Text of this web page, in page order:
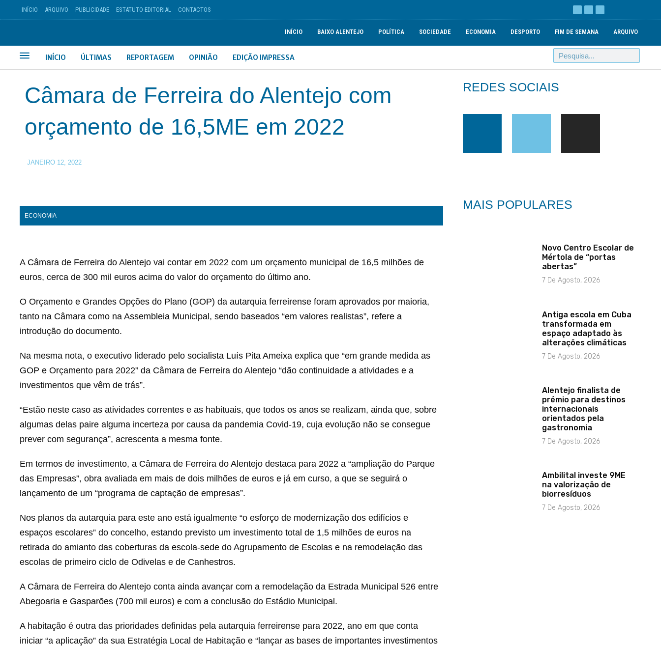
INÍCIO ARQUIVO PUBLICIDADE ESTATUTO EDITORIAL CONTACTOS
INÍCIO BAIXO ALENTEJO POLÍTICA SOCIEDADE ECONOMIA DESPORTO FIM DE SEMANA ARQUIVO
INÍCIO ÚLTIMAS REPORTAGEM OPINIÃO EDIÇÃO IMPRESSA
Câmara de Ferreira do Alentejo com
orçamento de 16,5ME em 2022
JANEIRO 12, 2022
ECONOMIA
A Câmara de Ferreira do Alentejo vai contar em 2022 com um orçamento municipal de 16,5 milhões de
euros, cerca de 300 mil euros acima do valor do orçamento do último ano.
O Orçamento e Grandes Opções do Plano (GOP) da autarquia ferreirense foram aprovados por maioria,
tanto na Câmara como na Assembleia Municipal, sendo baseados “em valores realistas”, refere a
introdução do documento.
Na mesma nota, o executivo liderado pelo socialista Luís Pita Ameixa explica que “em grande medida as
GOP e Orçamento para 2022” da Câmara de Ferreira do Alentejo “dão continuidade a atividades e a
investimentos que vêm de trás”.
“Estão neste caso as atividades correntes e as habituais, que todos os anos se realizam, ainda que, sobre
algumas delas paire alguma incerteza por causa da pandemia Covid-19, cuja evolução não se consegue
prever com segurança”, acrescenta a mesma fonte.
Em termos de investimento, a Câmara de Ferreira do Alentejo destaca para 2022 a “ampliação do Parque
das Empresas”, obra avaliada em mais de dois milhões de euros e já em curso, a que se seguirá o
lançamento de um “programa de captação de empresas”.
Nos planos da autarquia para este ano está igualmente “o esforço de modernização dos edifícios e
espaços escolares” do concelho, estando previsto um investimento total de 1,5 milhões de euros na
retirada do amianto das coberturas da escola-sede do Agrupamento de Escolas e na remodelação das
escolas de primeiro ciclo de Odivelas e de Canhestros.
A Câmara de Ferreira do Alentejo conta ainda avançar com a remodelação da Estrada Municipal 526 entre
Abegoaria e Gasparões (700 mil euros) e com a conclusão do Estádio Municipal.
A habitação é outra das prioridades definidas pela autarquia ferreirense para 2022, ano em que conta
iniciar “a aplicação” da sua Estratégia Local de Habitação e “lançar as bases de importantes investimentos
REDES SOCIAIS
MAIS POPULARES
Novo Centro Escolar de
Mértola de “portas
abertas”
7 De Agosto, 2026
Antiga escola em Cuba
transformada em
espaço adaptado às
alterações climáticas
7 De Agosto, 2026
Alentejo finalista de
prémio para destinos
internacionais
orientados pela
gastronomia
7 De Agosto, 2026
Ambilital investe 9ME
na valorização de
biorresíduos
7 De Agosto, 2026